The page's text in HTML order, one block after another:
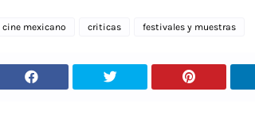
cine mexicano criticas festivales y muestras